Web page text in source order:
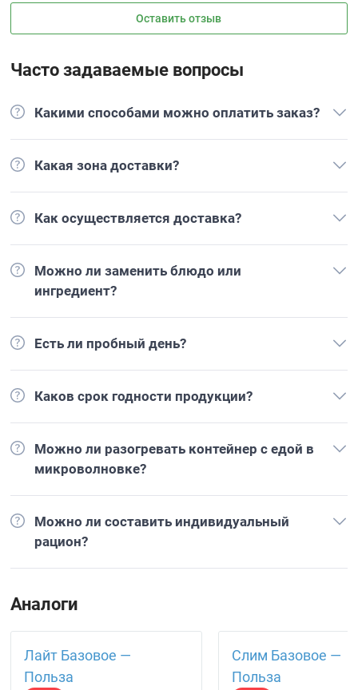
Оставить отзыв
Часто задаваемые вопросы
Какими способами можно оплатить заказ?
Какая зона доставки?
Как осуществляется доставка?
Можно ли заменить блюдо или
ингредиент?
Есть ли пробный день?
Каков срок годности продукции?
Можно ли разогревать контейнер с едой в
микроволновке?
Можно ли составить индивидуальный
рацион?
Аналоги
Лайт Базовое —
Польза
Слим Базовое —
Польза